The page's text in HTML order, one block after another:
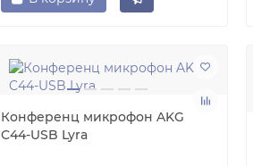
Конференц микрофон AKG
C44-USB Lyra